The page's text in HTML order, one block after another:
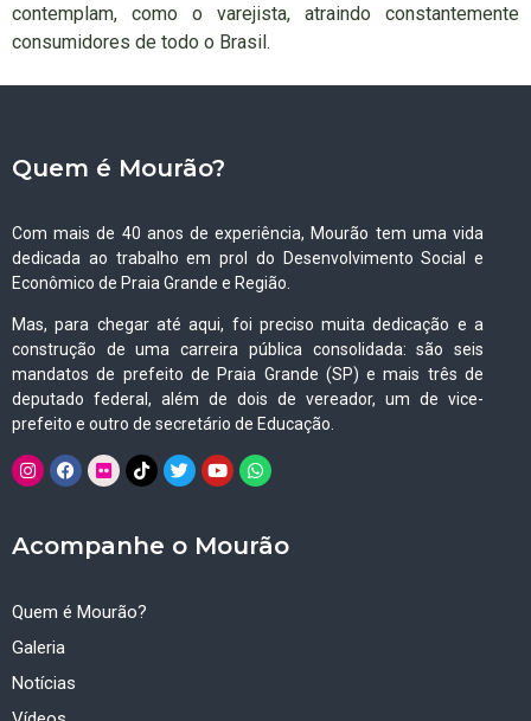
contemplam, como o varejista, atraindo constantemente
consumidores de todo o Brasil.
Quem é Mourão?
Com mais de 40 anos de experiência, Mourão tem uma vida
dedicada ao trabalho em prol do Desenvolvimento Social e
Econômico de Praia Grande e Região.
Mas, para chegar até aqui, foi preciso muita dedicação e a
construção de uma carreira pública consolidada: são seis
mandatos de prefeito de Praia Grande (SP) e mais três de
deputado federal, além de dois de vereador, um de vice-
prefeito e outro de secretário de Educação.
Acompanhe o Mourão
Quem é Mourão?
Galeria
Notícias